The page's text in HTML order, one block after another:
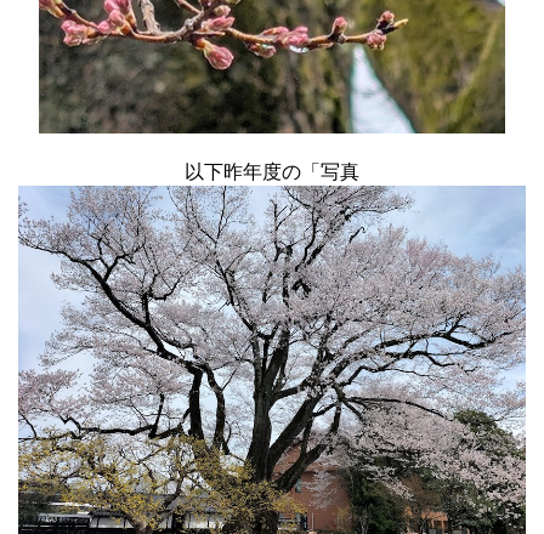
以下昨年度の「写真